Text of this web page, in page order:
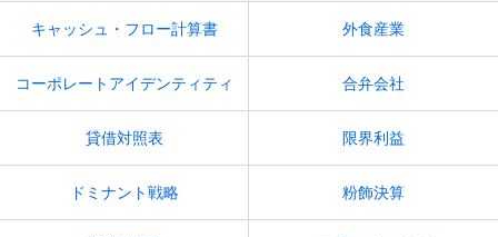
キャッシュ・フロー計算書 外食産業
コーポレートアイデンティティ 合弁会社
貸借対照表 限界利益
ドミナント戦略 粉飾決算